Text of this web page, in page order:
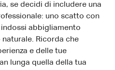
se decidi di includere una
uno scatto con
abbigliamento
Ricorda che
e delle tue
lunga quella della tua